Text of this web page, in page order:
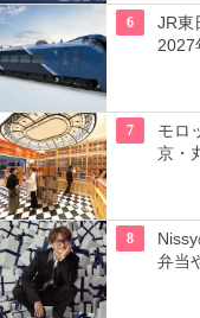
6
JR東
2027
7
モロ
京・
8
弁当